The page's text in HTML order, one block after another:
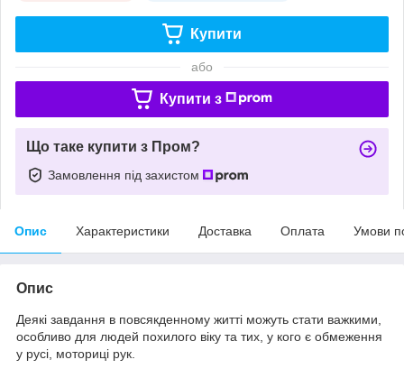
Купити
або
Купити з
Що таке купити з Пром?
Замовлення під захистом
Опис Характеристики Доставка Оплата Умови
Опис
Деякі завдання в повсякденному житті можуть стати важкими,
особливо для людей похилого віку та тих, у кого є обмеження
у русі, моториці рук.